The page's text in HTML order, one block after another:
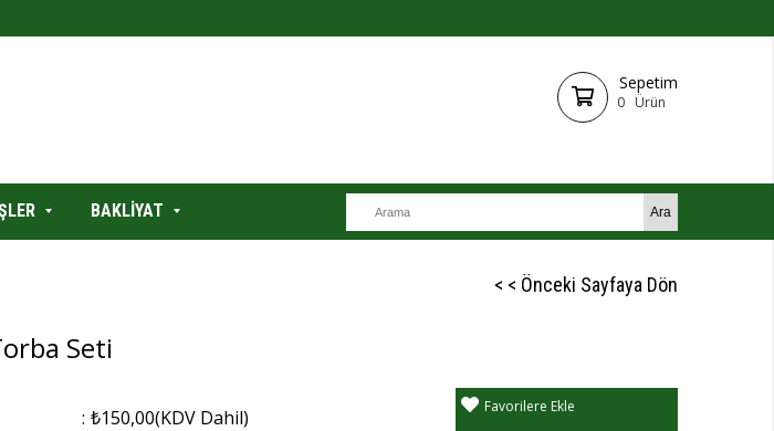
Sepetim
0 Ürün
BAKLİYAT
< < Önceki Sayfaya Dön
Seti
: ₺150,00(KDV Dahil)
Favorilere Ekle